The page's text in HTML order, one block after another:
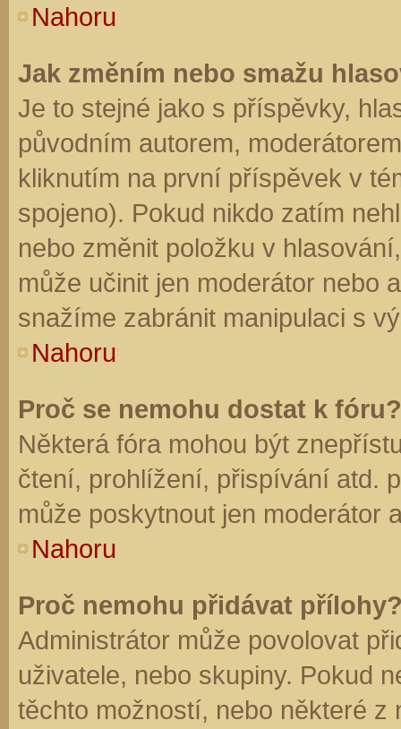
Nahoru
Jak změním nebo smažu
Je to stejné jako s příspěvky,
původním autorem,
kliknutím na první příspěvek v
spojeno). Pokud nikdo zatím
nebo změnit položku v
může učinit jen moderátor nebo
snažíme zabránit manipulaci s
Nahoru
Proč se nemohu dostat k fóru?
Některá fóra mohou být
čtení, prohlížení, přispívání atd.
může poskytnout jen moderátor
Nahoru
Proč nemohu přidávat
Administrátor může povolovat
uživatele, nebo skupiny. Pokud
těchto možností, nebo některé z